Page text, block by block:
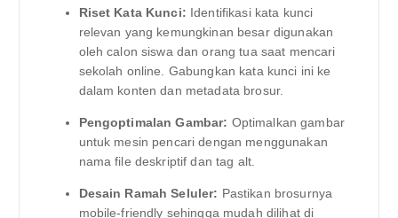
Riset Kata Kunci: Identifikasi kata kunci
relevan yang kemungkinan besar digunakan
oleh calon siswa dan orang tua saat mencari
sekolah online. Gabungkan kata kunci ini ke
dalam konten dan metadata brosur.
Pengoptimalan Gambar: Optimalkan gambar
untuk mesin pencari dengan menggunakan
nama file deskriptif dan tag alt.
Desain Ramah Seluler: Pastikan brosurnya
mobile-friendly sehingga mudah dilihat di